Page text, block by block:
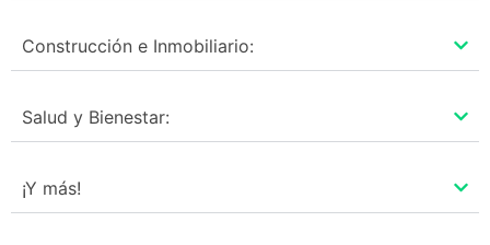
Construcción e Inmobiliario:
Salud y Bienestar:
¡Y más!